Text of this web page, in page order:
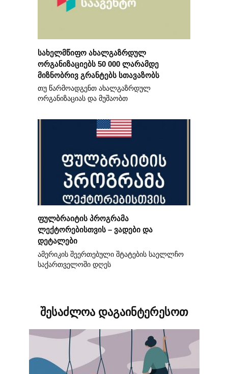
სახელმწიფო ახალგაზრდულ
ორგანიზაციებს 50 000 ლარამდე
მიზნობრივ გრანტებს სთავაზობს
თუ წარმოადგენთ ახალგაზრდულ
ორგანიზაციას და მუშაობთ
ფულბრაიტის პროგრამა
ლექტორებისთვის – ვადები და
დეტალები
ამერიკის შეერთებული შტატების საელლჩო
საქართველოში დღეს
შესაძლოა დაგაინტერესოთ